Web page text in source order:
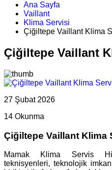
Ana Sayfa
Vaillant
Klima Servisi
Çiğiltepe Vaillant Klima
Çiğiltepe Vaillant
27 Şubat 2026
14 Okunma
Çiğiltepe Vaillant Klima
Mamak Klima Servis
teknisyenleri, teknolojik